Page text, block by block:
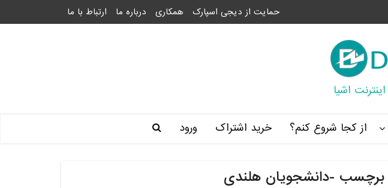
حمایت از دیجی اسپارک همکاری درباره ما ارتباط با ما
از کجا شروع کنم؟ خرید اشتراک ورود
برچسب -دانشجویان هلندی